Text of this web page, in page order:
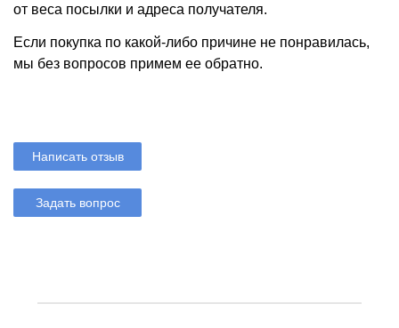
от веса посылки и адреса получателя.
Если покупка по какой-либо причине не понравилась,
мы без вопросов примем ее обратно.
Написать отзыв
Задать вопрос